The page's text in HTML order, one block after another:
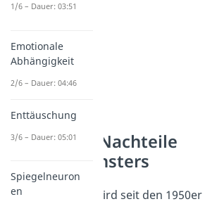
Vorteile und Nachteile
des Johari Fensters
Das Johari Fenster wird seit den 1950er
1/6 – Dauer: 03:51
Emotionale
Abhängigkeit
2/6 – Dauer: 04:46
Enttäuschung
3/6 – Dauer: 05:01
Spiegelneuron
en